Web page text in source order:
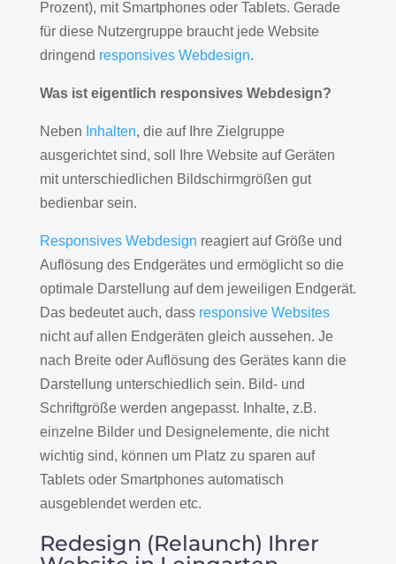
Prozent), mit Smartphones oder Tablets. Gerade
für diese Nutzergruppe braucht jede Website
dringend responsives Webdesign.
Was ist eigentlich responsives Webdesign?
Neben Inhalten, die auf Ihre Zielgruppe
ausgerichtet sind, soll Ihre Website auf Geräten
mit unterschiedlichen Bildschirmgrößen gut
bedienbar sein.
Responsives Webdesign reagiert auf Größe und
Auflösung des Endgerätes und ermöglicht so die
optimale Darstellung auf dem jeweiligen Endgerät.
Das bedeutet auch, dass responsive Websites
nicht auf allen Endgeräten gleich aussehen. Je
nach Breite oder Auflösung des Gerätes kann die
Darstellung unterschiedlich sein. Bild- und
Schriftgröße werden angepasst. Inhalte, z.B.
einzelne Bilder und Designelemente, die nicht
wichtig sind, können um Platz zu sparen auf
Tablets oder Smartphones automatisch
ausgeblendet werden etc.
Redesign (Relaunch) Ihrer